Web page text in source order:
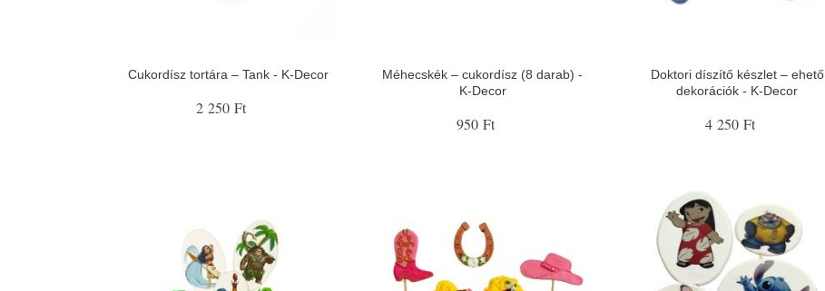
Cukordísz tortára – Tank - K-Decor
2 250 Ft
Méhecskék – cukordísz (8 darab) -
K-Decor
950 Ft
Doktori díszítő készlet – ehető
dekorációk - K-Decor
4 250 Ft